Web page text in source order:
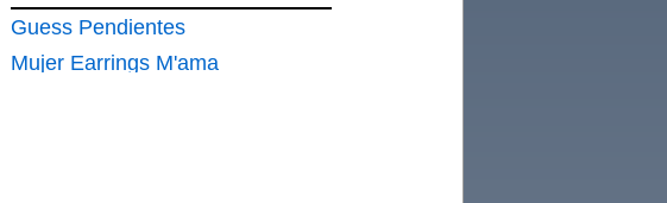
Guess Pendientes
Mujer Earrings M'ama